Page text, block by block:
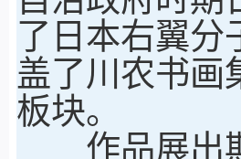
了日本右翼分
盖了川农书画
板块。
作品展出期